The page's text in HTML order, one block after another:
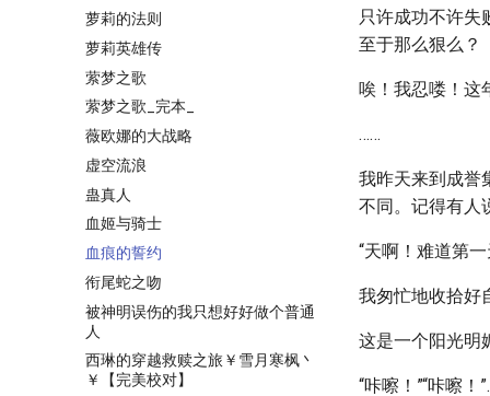
萝莉的法则
萝莉英雄传
萦梦之歌
萦梦之歌_完本_
薇欧娜的大战略
虚空流浪
蛊真人
血姬与骑士
血痕的誓约
衔尾蛇之吻
被神明误伤的我只想好好做个普通
人
西琳的穿越救赎之旅￥雪月寒枫丶
￥【完美校对】
只许成功不许失
至于那么狠么？
唉！我忍喽！这
……
我昨天来到成誉
不同。记得有人
“天啊！难道第
我匆忙地收拾好
这是一个阳光明
“咔嚓！”“咔嚓！